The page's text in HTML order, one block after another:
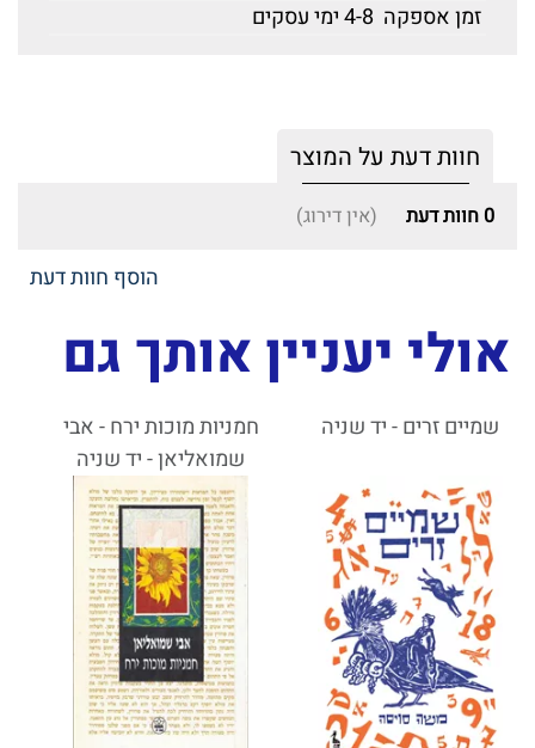
זמן אספקה 4-8 ימי עסקים
חוות דעת על המוצר
0 חוות דעת (אין דירוג)
הוסף חוות דעת
אולי יעניין אותך גם
שמיים זרים - יד שניה
חמניות מוכות ירח - אבי
שמואליאן - יד שניה